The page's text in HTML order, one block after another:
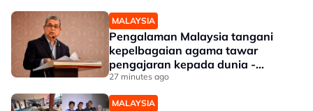
MALAYSIA
Pengalaman Malaysia tangani
kepelbagaian agama tawar
pengajaran kepada dunia -
Aaron
27 minutes ago
MALAYSIA